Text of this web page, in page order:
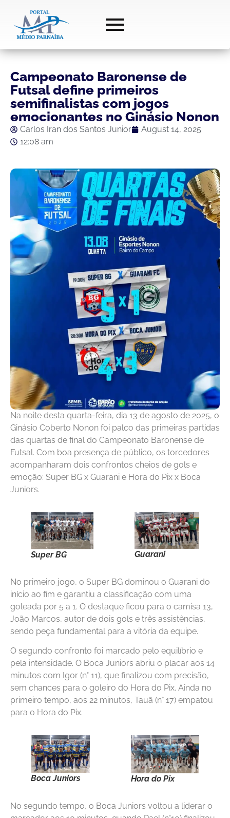
Campeonato Baronense de
Futsal define primeiros
semifinalistas com jogos
emocionantes no Ginásio Nonon
Carlos Iran dos Santos Junior
August 14, 2025
12:08 am
Na noite desta quarta-feira, dia 13 de agosto de 2025, o
Ginásio Coberto Nonon foi palco das primeiras partidas
das quartas de final do Campeonato Baronense de
Futsal. Com boa presença de público, os torcedores
acompanharam dois confrontos cheios de gols e
emoção: Super BG x Guarani e Hora do Pix x Boca
Juniors.
Super BG Guarani
No primeiro jogo, o Super BG dominou o Guarani do
início ao fim e garantiu a classificação com uma
goleada por 5 a 1. O destaque ficou para o camisa 13,
João Marcos, autor de dois gols e três assistências,
sendo peça fundamental para a vitória da equipe.
O segundo confronto foi marcado pelo equilíbrio e
pela intensidade. O Boca Juniors abriu o placar aos 14
minutos com Igor (n° 11), que finalizou com precisão,
sem chances para o goleiro do Hora do Pix. Ainda no
primeiro tempo, aos 22 minutos, Tauã (n° 17) empatou
para o Hora do Pix.
Boca Juniors Hora do Pix
No segundo tempo, o Boca Juniors voltou a liderar o